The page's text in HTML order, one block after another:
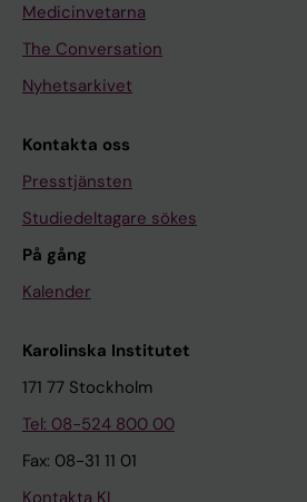
Medicinvetarna
The Conversation
Nyhetsarkivet
Kontakta oss
Presstjänsten
Studiedeltagare sökes
På gång
Kalender
Karolinska Institutet
171 77 Stockholm
Tel: 08-524 800 00
Fax: 08-31 11 01